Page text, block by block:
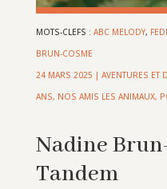
MOTS-CLEFS : ABC MELODY,
BRUN-COSME
24 MARS 2025 | AVENTURES ET
ANS, NOS AMIS LES ANIMAUX,
Nadine
Tandem